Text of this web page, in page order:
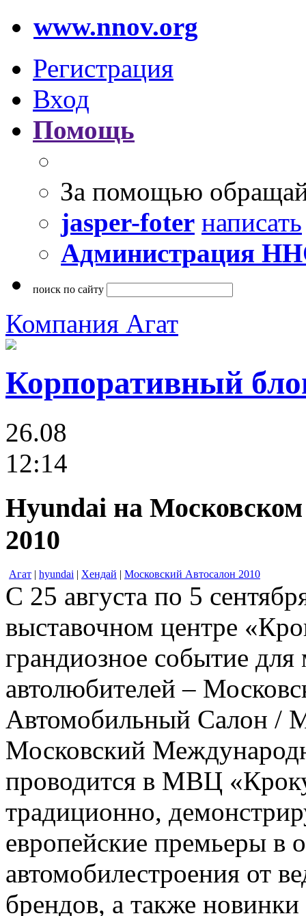
www.nnov.org
Регистрация
Вход
Помощь
За помощью
jasper-foter написать
Администрация
поиск по сайту
Компания Агат
Корпоративный
26.08
12:14
Hyundai на
2010
Агат | hyundai | Хендай | Московский Автосалон 2010
С 25 августа по 5
выставочном центре
грандиозное событие
автолюбителей –
Автомобильный Салон
Московский
проводится в МВЦ
традиционно,
европейские премьеры в
автомобилестроения от
брендов, а также новинки